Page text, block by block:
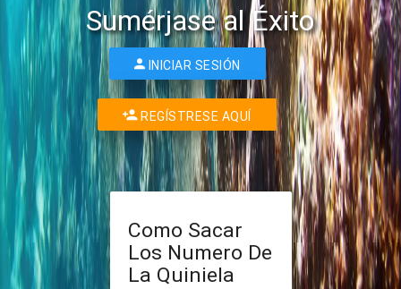
Sumérjase al Éxito
INICIAR SESIÓN
REGÍSTRESE AQUÍ
Como Sacar
Los Numero De
La Quiniela